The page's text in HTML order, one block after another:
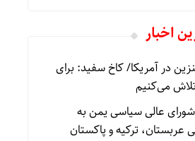
اخبار
در آمریکا/ کاخ سفید: برای
می‌کنیم
عالی سیاسی یمن به
عربستان، ترکیه و پاکستان